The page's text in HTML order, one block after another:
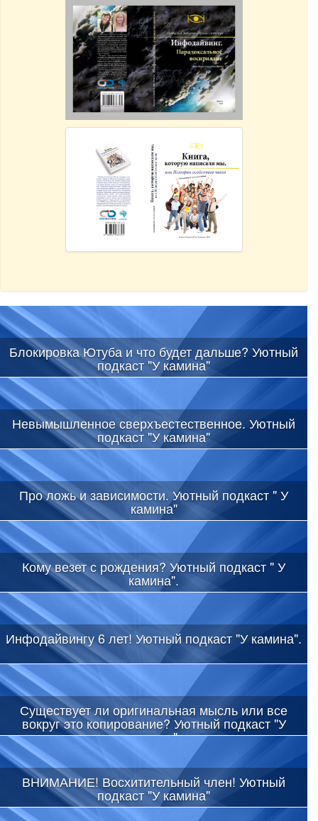
Блокировка Ютуба и что будет дальше? Уютный
подкаст "У камина"
Невымышленное сверхъестественное. Уютный
подкаст "У камина"
Про ложь и зависимости. Уютный подкаст " У
камина"
Кому везет с рождения? Уютный подкаст " У
камина".
Инфодайвингу 6 лет! Уютный подкаст "У камина".
Существует ли оригинальная мысль или все
вокруг это копирование? Уютный подкаст "У
камина"
ВНИМАНИЕ! Восхитительный член! Уютный
подкаст "У камина"